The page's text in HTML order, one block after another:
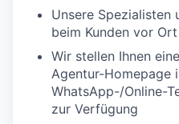
Unsere Spezialisten
beim Kunden vor
Wir stellen Ihnen
Agentur-Homepage
WhatsApp-/Online-
zur Verfügung